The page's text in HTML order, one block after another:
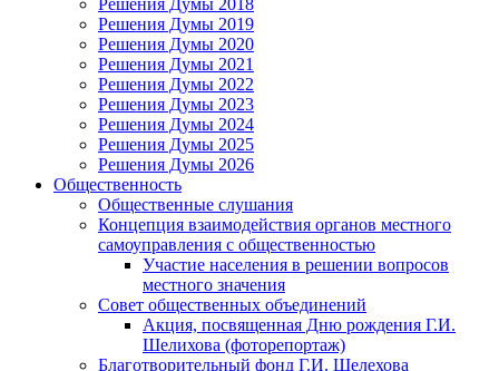
Решения Думы 2019
Решения Думы 2020
Решения Думы 2021
Решения Думы 2022
Решения Думы 2023
Решения Думы 2024
Решения Думы 2025
Решения Думы 2026
Общественность
Общественные слушания
Концепция взаимодействия органов местного
самоуправления с общественностью
Участие населения в решении вопросов
местного значения
Совет общественных объединений
Акция, посвященная Дню рождения Г.И.
Шелихова (фоторепортаж)
Благотворительный фонд Г.И. Шелехова